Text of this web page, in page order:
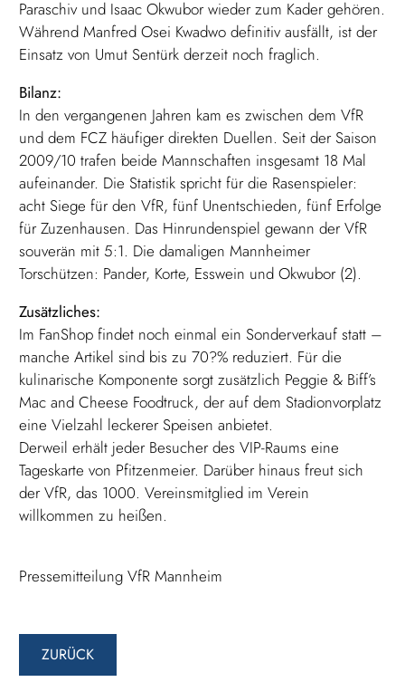
Paraschiv und Isaac Okwubor wieder zum Kader gehören.
Während Manfred Osei Kwadwo definitiv ausfällt, ist der
Einsatz von Umut Sentürk derzeit noch fraglich.
Bilanz:
In den vergangenen Jahren kam es zwischen dem VfR
und dem FCZ häufiger direkten Duellen. Seit der Saison
2009/10 trafen beide Mannschaften insgesamt 18 Mal
aufeinander. Die Statistik spricht für die Rasenspieler:
acht Siege für den VfR, fünf Unentschieden, fünf Erfolge
für Zuzenhausen. Das Hinrundenspiel gewann der VfR
souverän mit 5:1. Die damaligen Mannheimer
Torschützen: Pander, Korte, Esswein und Okwubor (2).
Zusätzliches:
Im FanShop findet noch einmal ein Sonderverkauf statt –
manche Artikel sind bis zu 70?% reduziert. Für die
kulinarische Komponente sorgt zusätzlich Peggie & Biff’s
Mac and Cheese Foodtruck, der auf dem Stadionvorplatz
eine Vielzahl leckerer Speisen anbietet.
Derweil erhält jeder Besucher des VIP-Raums eine
Tageskarte von Pfitzenmeier. Darüber hinaus freut sich
der VfR, das 1000. Vereinsmitglied im Verein
willkommen zu heißen.
Pressemitteilung VfR Mannheim
ZURÜCK